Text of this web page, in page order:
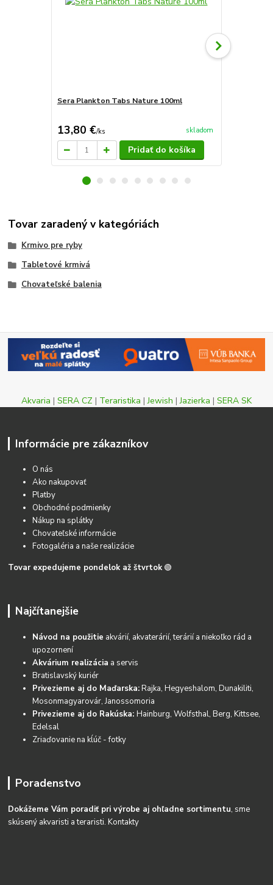
Sera Plankton Tabs Nature 100ml
13,80 €/ks skladom
Pridať do košíka
Tovar zaradený v kategóriách
Krmivo pre ryby
Tabletové krmivá
Chovateľské balenia
Akvaria | SERA CZ | Teraristika |Jewish |Jazierka | SERA SK
Informácie pre zákazníkov
O nás
Ako nakupovať
Platby
Obchodné podmienky
Nákup na splátky
Chovateľské informácie
Fotogaléria a naše realizácie
Tovar expedujeme pondelok až štvrtok 🟢
Najčítanejšie
Návod na použitie akvárií, akvaterárií, terárií a niekoľko rád a
upozornení
Akvárium realizácia a servis
Bratislavský kuriér
Privezieme aj do Maďarska:Rajka, Hegyeshalom, Dunakiliti,
Mosonmagyarovár, Janossomoria
Privezieme aj do Rakúska:Hainburg, Wolfsthal, Berg, Kittsee,
Edelsal
Zriaďovanie na kĺúč - fotky
Poradenstvo
Dokážeme Vám poradiť pri výrobe aj ohľadne sortimentu, sme
skúsený akvaristi a teraristi.Kontakty